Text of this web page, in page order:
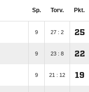
Sp. Torv. Pkt.
9 27 : 2 25
9 23 : 8 22
9 21 : 12 19